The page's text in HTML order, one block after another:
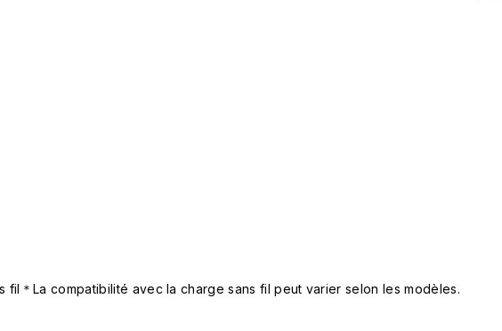
fil＊La compatibilité avec la charge sans fil peut varier selon les modèles.